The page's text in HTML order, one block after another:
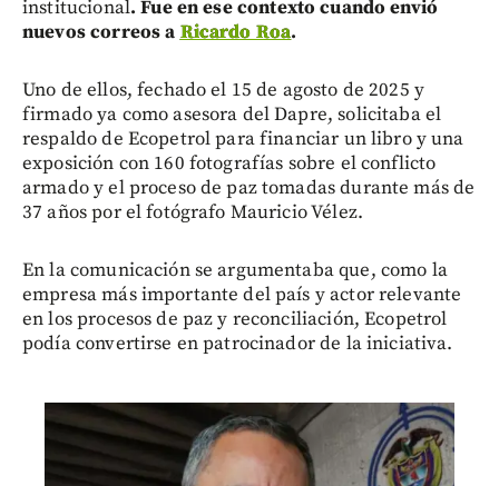
institucional. Fue en ese contexto cuando envió
nuevos correos a Ricardo Roa.
Uno de ellos, fechado el 15 de agosto de 2025 y
firmado ya como asesora del Dapre, solicitaba el
respaldo de Ecopetrol para financiar un libro y una
exposición con 160 fotografías sobre el conflicto
armado y el proceso de paz tomadas durante más de
37 años por el fotógrafo Mauricio Vélez.
En la comunicación se argumentaba que, como la
empresa más importante del país y actor relevante
en los procesos de paz y reconciliación, Ecopetrol
podía convertirse en patrocinador de la iniciativa.